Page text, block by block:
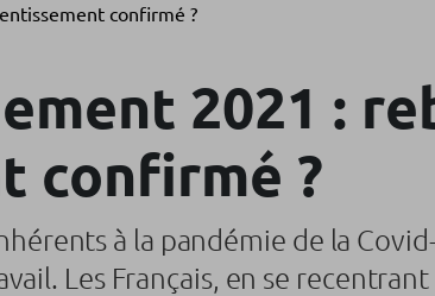
confirmé ?
2021 :
confirmé ?
à la pandémie de la
Les Français, en se